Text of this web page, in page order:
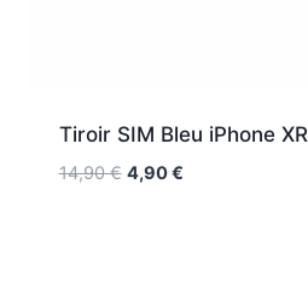
Tiroir SIM Bleu iPhone XR
14,90€ 4,90€